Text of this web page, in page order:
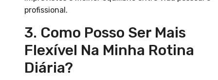
profissional.
3. Como Posso Ser Mais
Flexível Na Minha Rotina
Diária?